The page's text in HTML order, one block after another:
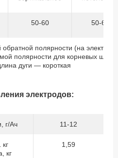
50-60 50-60
полярности (на
полярности для корневых швов
дуги — короткая
электродов:
г/Ач 11-12
кг
1,59